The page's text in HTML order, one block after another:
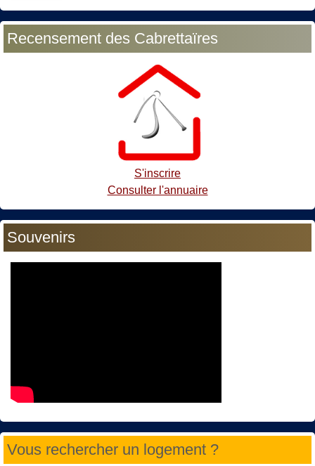
Recensement des Cabrettaïres
S'inscrire
Consulter l'annuaire
Souvenirs
Vous rechercher un logement ?